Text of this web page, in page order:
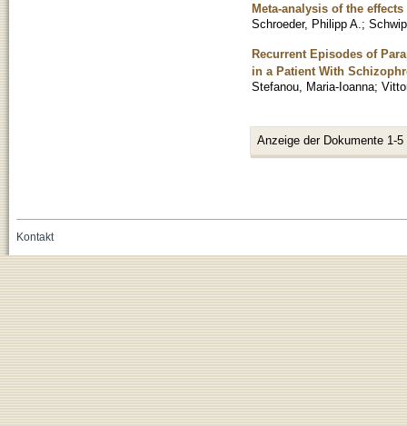
Meta-analysis of the
Schroeder, Philipp A. ;
Recurrent Episodes of
in a Patient With
Stefanou, Maria-Ioanna;
Anzeige der Dokumente 1-5
Kontakt